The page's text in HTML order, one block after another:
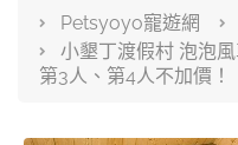
Petsyoyo寵遊網
小墾丁渡假村 泡泡
第3人、第4人不加價！